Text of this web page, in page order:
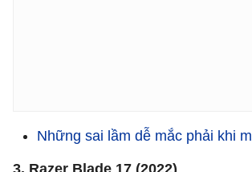
Những sai lầm dễ mắc phải khi